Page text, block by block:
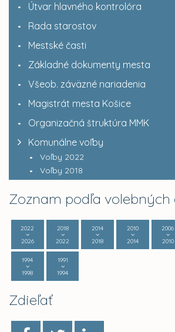
Útvar hlavného kontrolóra
Rada starostov
Mestské časti
Základné dokumenty mesta
Všeob. záväzné nariadenia
Magistrát mesta Košice
Organizačná štruktúra MMK
Komunálne voľby
Voľby 2022
Voľby 2018
Zoznam podľa volebných
2022
2026
2018
2022
2014
2018
2010
2014
2006
2010
1994
1998
1991
1994
Zdieľať